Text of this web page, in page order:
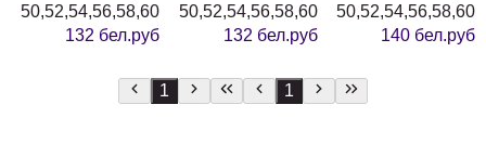
50,52,54,56,58,60
132 бел.руб
50,52,54,56,58,60
132 бел.руб
50,52,54,56,58,60
140 бел.руб
1 1